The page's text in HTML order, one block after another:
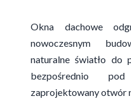
Okna dachowe
nowoczesnym
naturalne światło do
bezpośrednio
zaprojektowany otwór